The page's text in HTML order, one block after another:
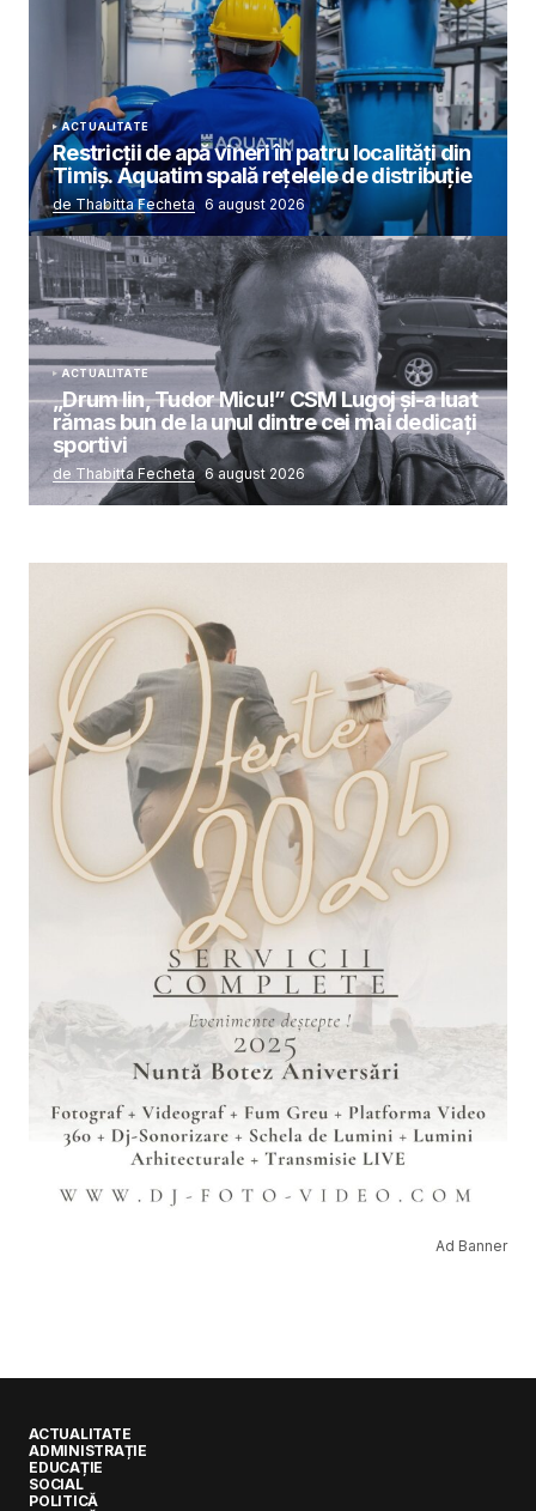
ACTUALITATE
Restricții de apă vineri în patru localități din
Timiș. Aquatim spală rețelele de distribuție
de Thabitta Fecheta 6 august 2026
ACTUALITATE
„Drum lin, Tudor Micu!” CSM Lugoj și-a luat
rămas bun de la unul dintre cei mai dedicați
sportivi
de Thabitta Fecheta 6 august 2026
Ad Banner
ACTUALITATE
ADMINISTRAȚIE
EDUCAȚIE
SOCIAL
POLITICĂ